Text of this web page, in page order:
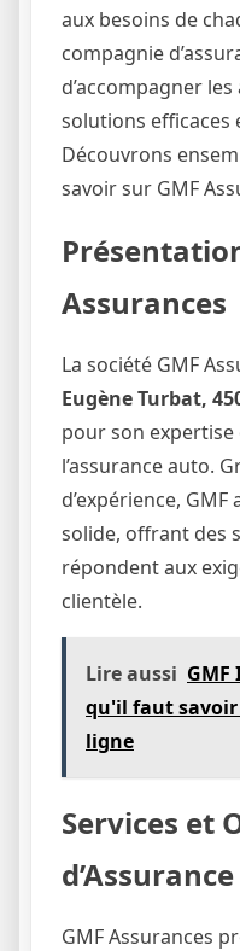
aux besoins de
compagnie
d’accompagner
solutions efficaces
Découvrons
savoir sur GMF
Assurances
La société GMF
Eugène Turbat,
pour son
l’assurance auto.
d’expérience,
solide, offrant des
répondent aux
clientèle.
Lire aussi GMF
qu'il faut savoir
ligne
Services et
d’Assurance
GMF Assurances